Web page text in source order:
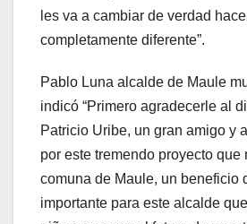
les va a cambiar de verdad
completamente diferente”.
Pablo Luna alcalde de Maule
indicó “Primero agradecerle al
Patricio Uribe, un gran amigo y
por este tremendo proyecto que
comuna de Maule, un beneficio
importante para este alcalde